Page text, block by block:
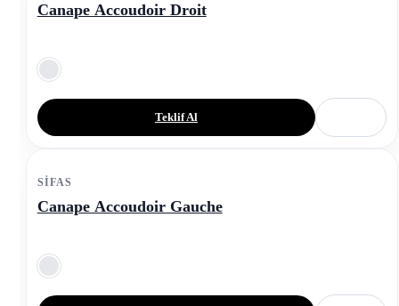
Canape Accoudoir Droit
Teklif Al
SIFAS
Canape Accoudoir Gauche